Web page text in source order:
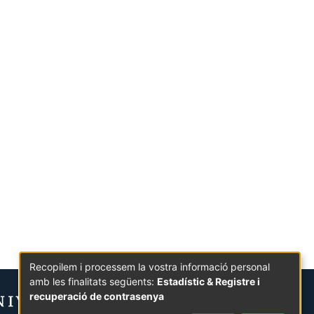
Recopilem i processem la vostra informació personal
amb les finalitats següents: Estadístic & Registre i
recuperació de contrasenya